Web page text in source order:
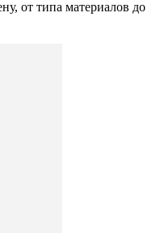
от типа материалов до